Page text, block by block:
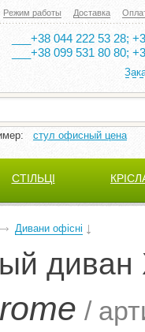
Режим работы Доставка
___+38 044 222 53 28;
___+38 099 531 80 80;
стул офисный цена
СТІЛЬЦІ
Дивани офісні
/